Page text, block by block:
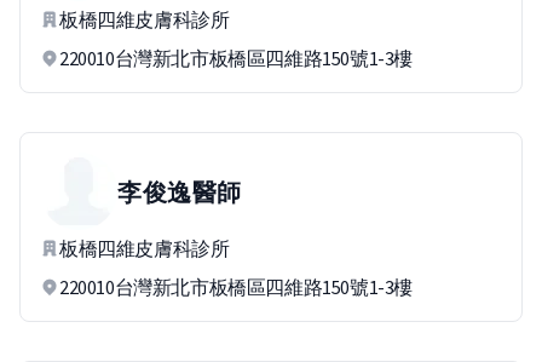
板橋四維皮膚科診所
220010台灣新北市板橋區四維路150號1-3樓
李俊逸醫師
板橋四維皮膚科診所
220010台灣新北市板橋區四維路150號1-3樓